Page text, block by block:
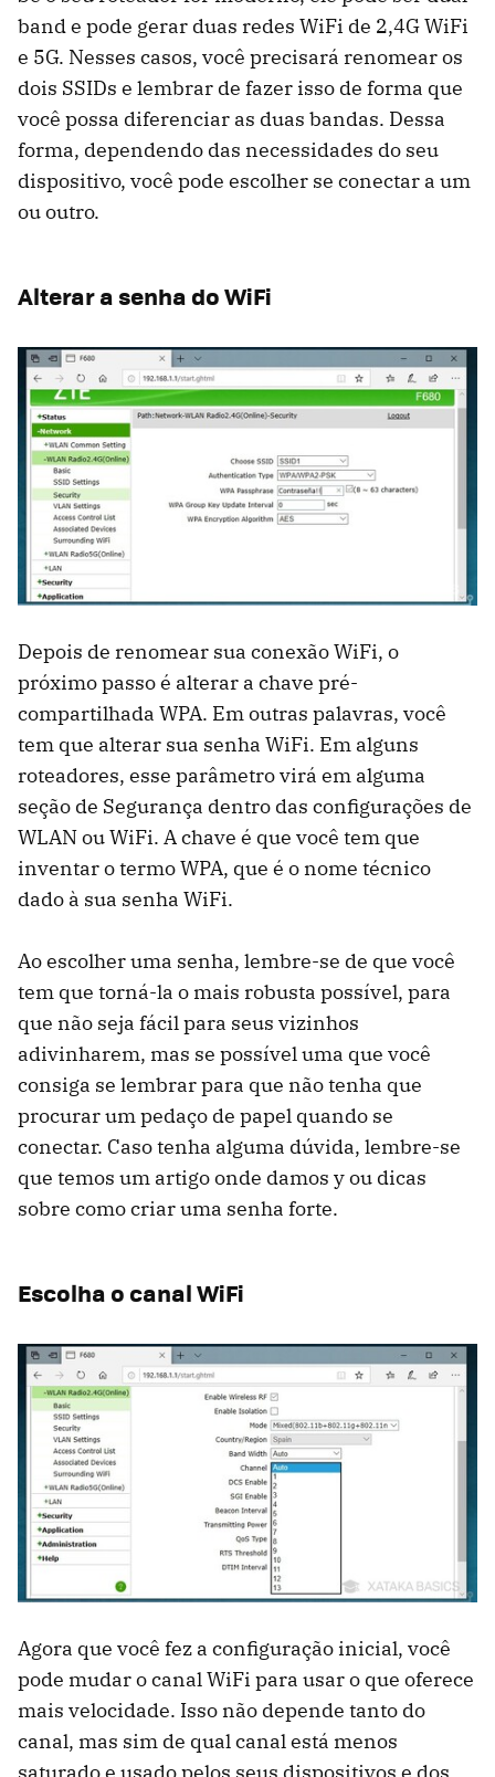
band e pode gerar duas redes WiFi de 2,4G WiFi
e 5G. Nesses casos, você precisará renomear os
dois SSIDs e lembrar de fazer isso de forma que
você possa diferenciar as duas bandas. Dessa
forma, dependendo das necessidades do seu
dispositivo, você pode escolher se conectar a um
ou outro.
Alterar a senha do WiFi
Depois de renomear sua conexão WiFi, o
próximo passo é alterar a chave pré-
compartilhada WPA. Em outras palavras, você
tem que alterar sua senha WiFi. Em alguns
roteadores, esse parâmetro virá em alguma
seção de Segurança dentro das configurações de
WLAN ou WiFi. A chave é que você tem que
inventar o termo WPA, que é o nome técnico
dado à sua senha WiFi.
Ao escolher uma senha, lembre-se de que você
tem que torná-la o mais robusta possível, para
que não seja fácil para seus vizinhos
adivinharem, mas se possível uma que você
consiga se lembrar para que não tenha que
procurar um pedaço de papel quando se
conectar. Caso tenha alguma dúvida, lembre-se
que temos um artigo onde damos y ou dicas
sobre como criar uma senha forte.
Escolha o canal WiFi
Agora que você fez a configuração inicial, você
pode mudar o canal WiFi para usar o que oferece
mais velocidade. Isso não depende tanto do
canal, mas sim de qual canal está menos